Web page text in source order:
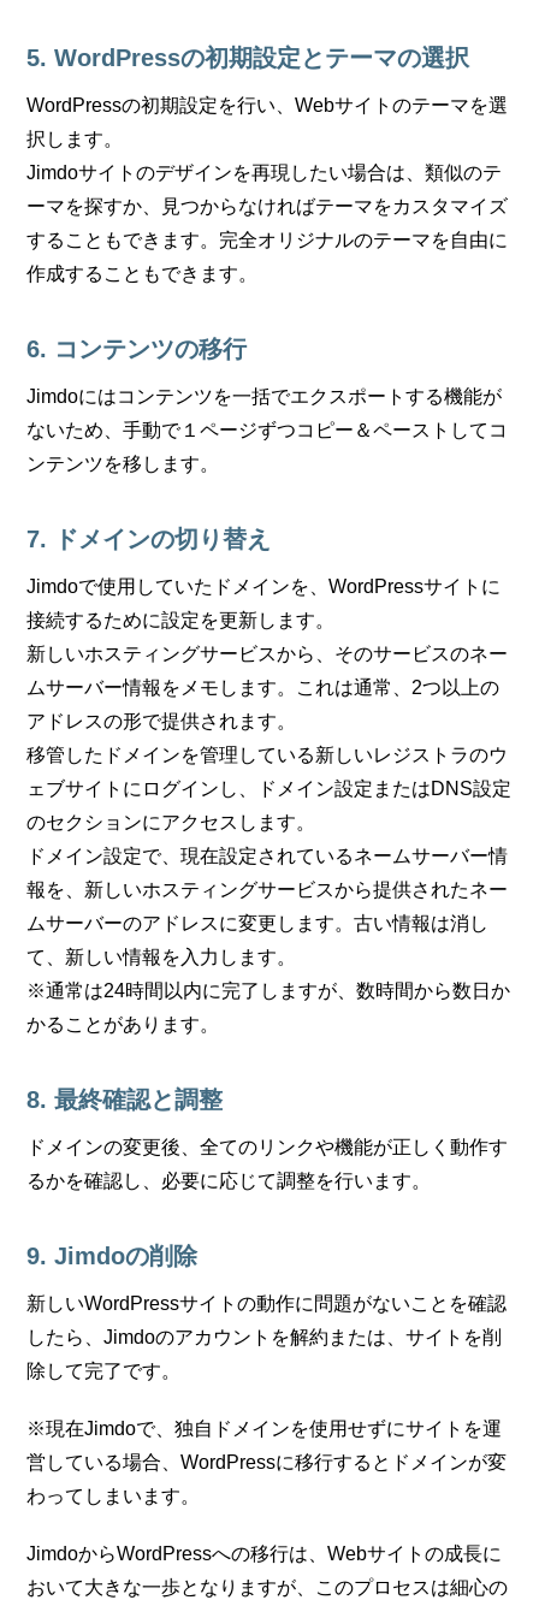
5. WordPressの初期設定とテーマの選択
WordPressの初期設定を行い、Webサイトのテーマを選
択します。
Jimdoサイトのデザインを再現したい場合は、類似のテ
ーマを探すか、見つからなければテーマをカスタマイズ
することもできます。完全オリジナルのテーマを自由に
作成することもできます。
6. コンテンツの移行
Jimdoにはコンテンツを一括でエクスポートする機能が
ないため、手動で１ページずつコピー＆ペーストしてコ
ンテンツを移します。
7. ドメインの切り替え
Jimdoで使用していたドメインを、WordPressサイトに
接続するために設定を更新します。
新しいホスティングサービスから、そのサービスのネー
ムサーバー情報をメモします。これは通常、2つ以上の
アドレスの形で提供されます。
移管したドメインを管理している新しいレジストラのウ
ェブサイトにログインし、ドメイン設定またはDNS設定
のセクションにアクセスします。
ドメイン設定で、現在設定されているネームサーバー情
報を、新しいホスティングサービスから提供されたネー
ムサーバーのアドレスに変更します。古い情報は消し
て、新しい情報を入力します。
※通常は24時間以内に完了しますが、数時間から数日か
かることがあります。
8. 最終確認と調整
ドメインの変更後、全てのリンクや機能が正しく動作す
るかを確認し、必要に応じて調整を行います。
9. Jimdoの削除
新しいWordPressサイトの動作に問題がないことを確認
したら、Jimdoのアカウントを解約または、サイトを削
除して完了です。
※現在Jimdoで、独自ドメインを使用せずにサイトを運
営している場合、WordPressに移行するとドメインが変
わってしまいます。
JimdoからWordPressへの移行は、Webサイトの成長に
おいて大きな一歩となりますが、このプロセスは細心の